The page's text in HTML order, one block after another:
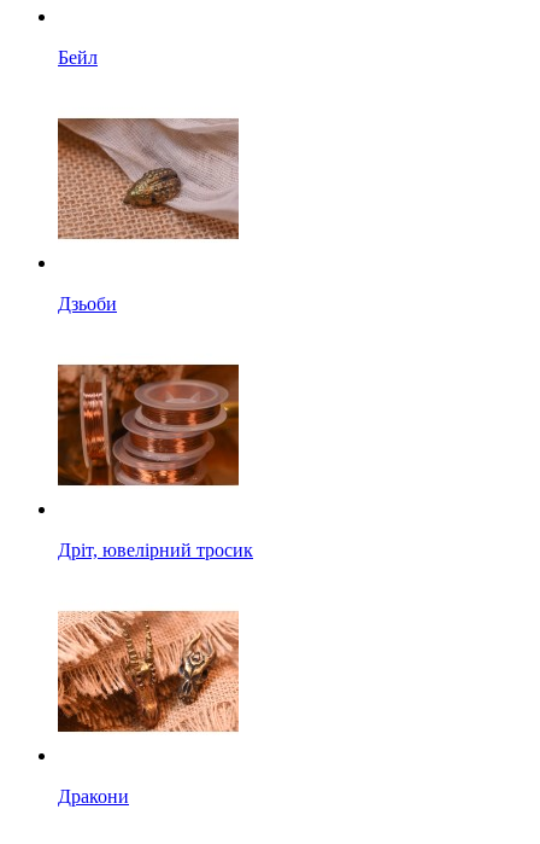
Бейл
Дзьоби
Дріт, ювелірний тросик
Дракони